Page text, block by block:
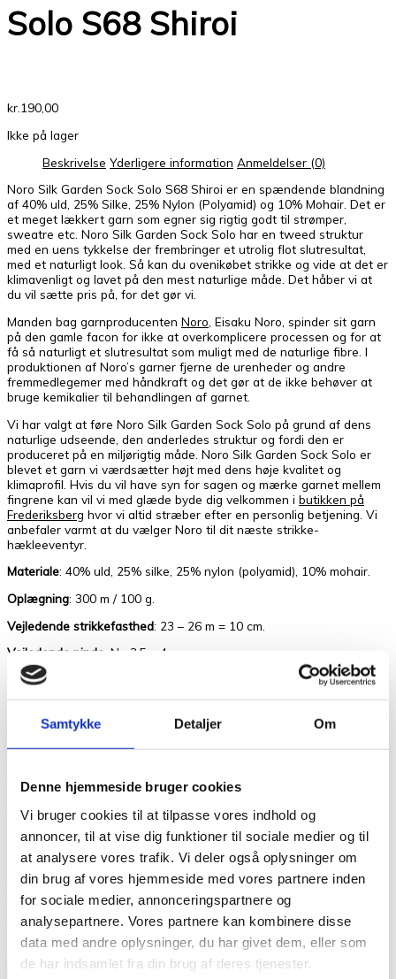
Samtykke Detaljer Om
Denne hjemmeside bruger cookies
Vi bruger cookies til at tilpasse vores indhold og
annoncer, til at vise dig funktioner til sociale medier og til
at analysere vores trafik. Vi deler også oplysninger om
din brug af vores hjemmeside med vores partnere inden
for sociale medier, annonceringspartnere og
analysepartnere. Vores partnere kan kombinere disse
data med andre oplysninger, du har givet dem, eller som
de har indsamlet fra din brug af deres tjenester.
Solo S68 Shiroi
kr. 190,00
Ikke på lager
Beskrivelse Yderligere information Anmeldelser (0)
Noro Silk Garden Sock Solo S68 Shiroi er en spændende blandning
af 40% uld, 25% Silke, 25% Nylon (Polyamid) og 10% Mohair. Det er
et meget lækkert garn som egner sig rigtig godt til strømper,
sweatre etc. Noro Silk Garden Sock Solo har en tweed struktur
med en uens tykkelse der frembringer et utrolig flot slutresultat,
med et naturligt look. Så kan du ovenikøbet strikke og vide at det er
klimavenligt og lavet på den mest naturlige måde. Det håber vi at
du vil sætte pris på, for det gør vi.
Manden bag garnproducenten Noro , Eisaku Noro, spinder sit garn
på den gamle facon for ikke at overkomplicere processen og for at
få så naturligt et slutresultat som muligt med de naturlige fibre. I
produktionen af Noro’s garner fjerne de urenheder og andre
fremmedlegemer med håndkraft og det gør at de ikke behøver at
bruge kemikalier til behandlingen af garnet.
Vi har valgt at føre Noro Silk Garden Sock Solo på grund af dens
naturlige udseende, den anderledes struktur og fordi den er
produceret på en miljørigtig måde. Noro Silk Garden Sock Solo er
blevet et garn vi værdsætter højt med dens høje kvalitet og
klimaprofil. Hvis du vil have syn for sagen og mærke garnet mellem
fingrene kan vil vi med glæde byde dig velkommen i butikken på
Frederiksberg hvor vi altid stræber efter en personlig betjening. Vi
anbefaler varmt at du vælger Noro til dit næste strikke-
hækleeventyr.
Materiale: 40% uld, 25% silke, 25% nylon (polyamid), 10% mohair.
Oplægning: 300 m / 100 g.
Vejledende strikkefasthed: 23 – 26 m = 10 cm.
Vejledende pinde : Nr. 3,5 – 4.
Vi anbefaler at du håndvasker garnet separat og koldt.
Anmeldelser
Der er endnu ikke nogle anmeldelser.
Vær den første til at anmelde “Noro Silk
Garden Sock Solo S68 Shiroi”
Din e-mailadresse vil ikke blive publiceret. Krævede felter er
markeret med *
Din bedømmelse